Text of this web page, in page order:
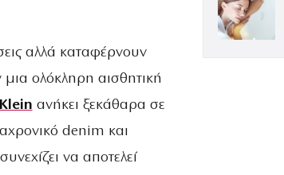
αλλά καταφέρνουν
ολόκληρη αισθητική
ανήκει ξεκάθαρα σε
denim και
να αποτελεί